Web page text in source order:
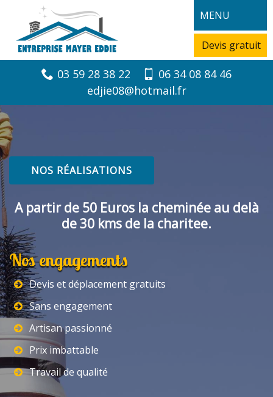
MENU
Devis gratuit
03 59 28 38 22
06 34 08 84 46
edjie08@hotmail.fr
NOS RÉALISATIONS
A partir de 50 Euros la cheminée au delà
de 30 kms de la charitee.
Nos engagements
Devis et déplacement gratuits
Sans engagement
Artisan passionné
Prix imbattable
Travail de qualité